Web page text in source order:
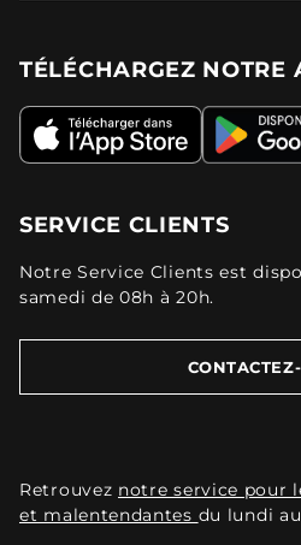
TÉLÉCHARGEZ NOTRE
SERVICE CLIENTS
Notre Service Clients est
samedi de 08h à 20h.
Retrouvez notre service pour
et malentendantes du lundi